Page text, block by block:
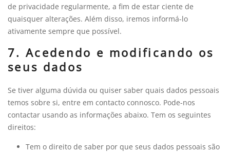
de privacidade regularmente, a fim de estar ciente de
quaisquer alterações. Além disso, iremos informá-lo
ativamente sempre que possível.
7. Acedendo e modificando os
seus dados
Se tiver alguma dúvida ou quiser saber quais dados pessoais
temos sobre si, entre em contacto connosco. Pode-nos
contactar usando as informações abaixo. Tem os seguintes
direitos:
Tem o direito de saber por que seus dados pessoais são